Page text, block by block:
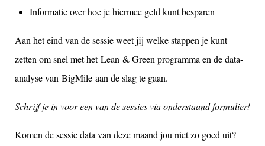
Informatie over hoe je hiermee geld kunt besparen
Aan het eind van de sessie weet jij welke stappen je kunt
zetten om snel met het Lean & Green programma en de data-
analyse van BigMile aan de slag te gaan.
Schrijf je in voor een van de sessies via onderstaand formulier!
Komen de sessie data van deze maand jou niet zo goed uit?